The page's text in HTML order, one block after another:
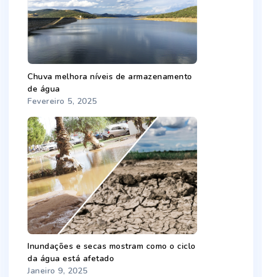
Chuva melhora níveis de armazenamento
de água
Fevereiro 5, 2025
Inundações e secas mostram como o ciclo
da água está afetado
Janeiro 9, 2025